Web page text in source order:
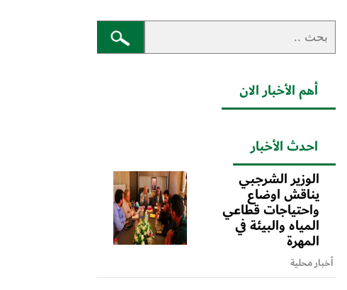
أهم الأخبار الان
احدث الأخبار
الوزير الشرجبي
يناقش اوضاع
واحتياجات قطاعي
المياه والبيئة في
المهرة
أخبار محلية